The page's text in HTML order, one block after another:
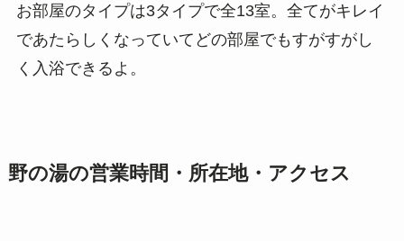
お部屋のタイプは3タイプで全13室。全てがキレイ
であたらしくなっていてどの部屋でもすがすがし
く入浴できるよ。
野の湯の営業時間・所在地・アクセス